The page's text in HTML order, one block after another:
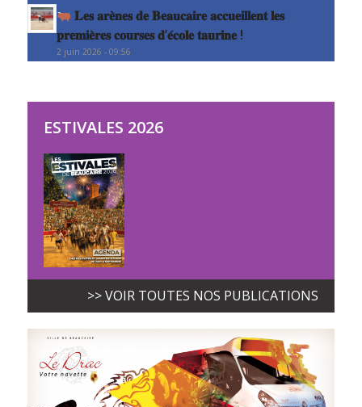
𝐋𝐞𝐬 𝐚𝐫𝐞̀𝐧𝐞𝐬 𝐝𝐞 𝐁𝐞𝐚𝐮𝐜𝐚𝐢𝐫𝐞 𝐚𝐜𝐜𝐮𝐞𝐢𝐥𝐥𝐞𝐧𝐭 𝐥𝐞𝐬
𝐩𝐫𝐞𝐦𝐢𝐞̀𝐫𝐞𝐬 𝐜𝐨𝐮𝐫𝐬𝐞𝐬 𝐝’𝐞́𝐜𝐨𝐥𝐞 𝐭𝐚𝐮𝐫𝐢𝐧𝐞 !
2 juin 2026 - 09:56
ESTIVALES 2026
>> VOIR TOUTES NOS PUBLICATIONS